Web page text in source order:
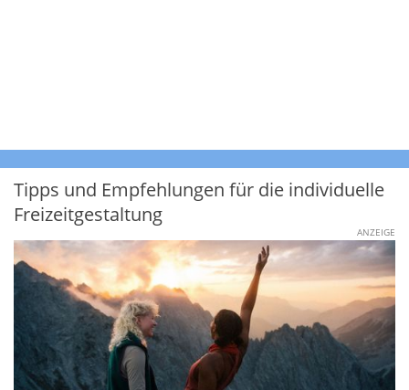
Tipps und Empfehlungen für die individuelle
Freizeitgestaltung
ANZEIGE